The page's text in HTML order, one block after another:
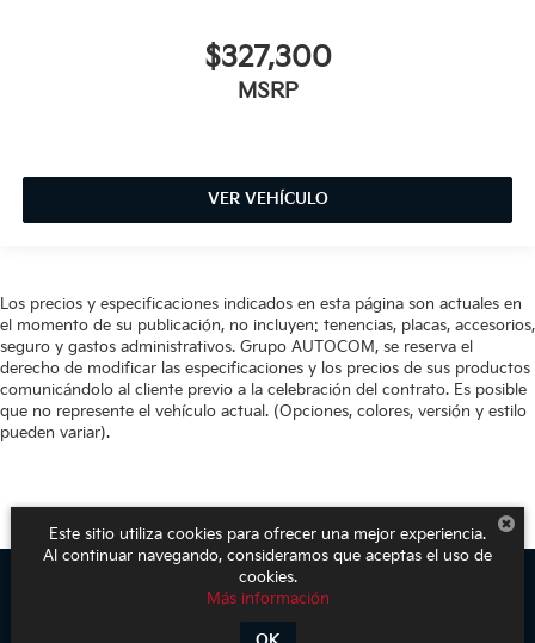
$327,300
MSRP
VER VEHÍCULO
Los precios y especificaciones indicados en esta página son actuales en
el momento de su publicación, no incluyen: tenencias, placas, accesorios,
seguro y gastos administrativos. Grupo AUTOCOM, se reserva el
derecho de modificar las especificaciones y los precios de sus productos
comunicándolo al cliente previo a la celebración del contrato. Es posible
que no represente el vehículo actual. (Opciones, colores, versión y estilo
pueden variar).
Blvd. Adolfo López Mateos 1816. El Mirador
Este sitio utiliza cookies para ofrecer una mejor experiencia.
Al continuar navegando, consideramos que aceptas el uso de
cookies.
Más información